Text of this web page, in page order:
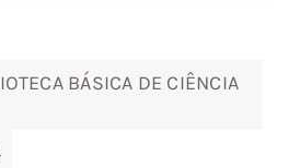
BÁSICA DE CIÊNCIA